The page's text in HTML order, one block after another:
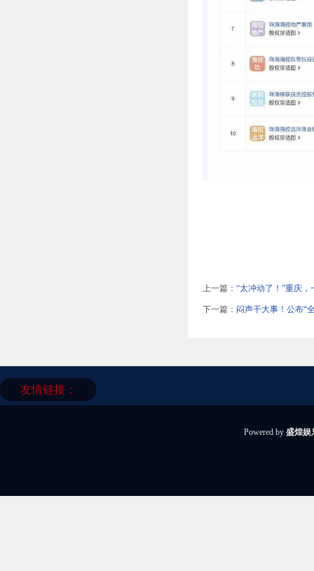
上一篇：“太冲动了！”重庆
下一篇：闷声干大事！公布“
友情链接：
Powered by 盛煌娱